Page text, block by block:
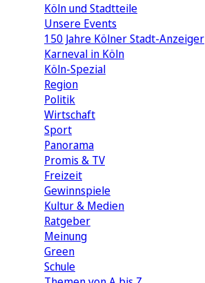
Köln und Stadtteile
Unsere Events
150 Jahre Kölner Stadt-Anzeiger
Karneval in Köln
Köln-Spezial
Region
Politik
Wirtschaft
Sport
Panorama
Promis & TV
Freizeit
Gewinnspiele
Kultur & Medien
Ratgeber
Meinung
Green
Schule